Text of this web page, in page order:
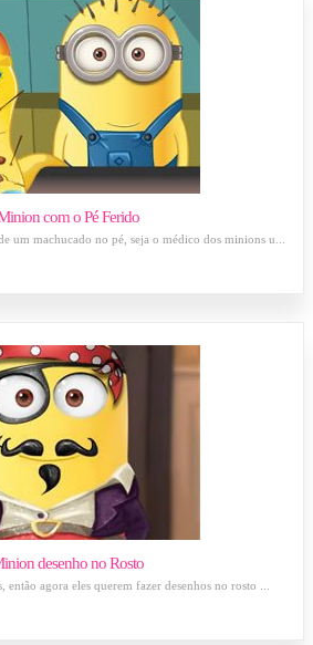
com o Pé Ferido
um machucado no pé, seja o médico dos minions u...
desenho no Rosto
agora eles querem fazer desenhos no rosto ...